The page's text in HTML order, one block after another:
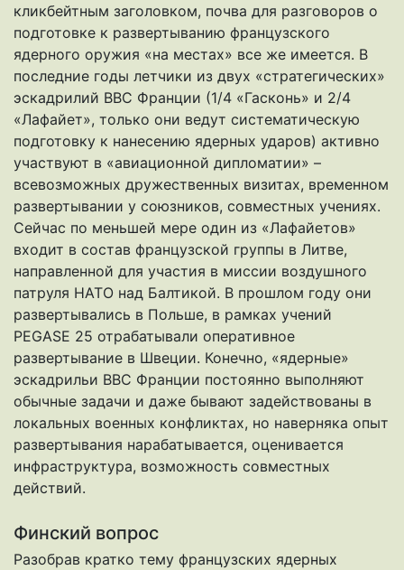
кликбейтным заголовком, почва для разговоров о
подготовке к развертыванию французского
ядерного оружия «на местах» все же имеется. В
последние годы летчики из двух «стратегических»
эскадрилий ВВС Франции (1/4 «Гасконь» и 2/4
«Лафайет», только они ведут систематическую
подготовку к нанесению ядерных ударов) активно
участвуют в «авиационной дипломатии» –
всевозможных дружественных визитах, временном
развертывании у союзников, совместных учениях.
Сейчас по меньшей мере один из «Лафайетов»
входит в состав французской группы в Литве,
направленной для участия в миссии воздушного
патруля НАТО над Балтикой. В прошлом году они
развертывались в Польше, в рамках учений
PEGASE 25 отрабатывали оперативное
развертывание в Швеции. Конечно, «ядерные»
эскадрильи ВВС Франции постоянно выполняют
обычные задачи и даже бывают задействованы в
локальных военных конфликтах, но наверняка опыт
развертывания нарабатывается, оценивается
инфраструктура, возможность совместных
действий.
Финский вопрос
Разобрав кратко тему французских ядерных